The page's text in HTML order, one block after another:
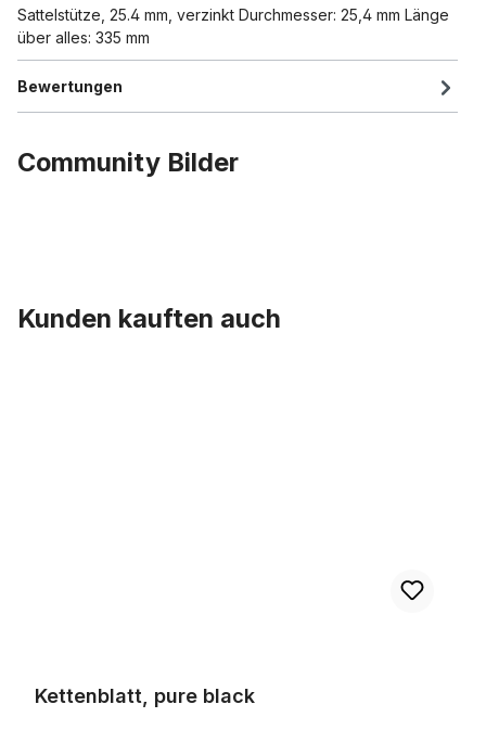
Sattelstütze, 25.4 mm, verzinkt Durchmesser: 25,4 mm Länge
über alles: 335 mm
Bewertungen
Community Bilder
Kunden kauften auch
Kettenblatt, pure black